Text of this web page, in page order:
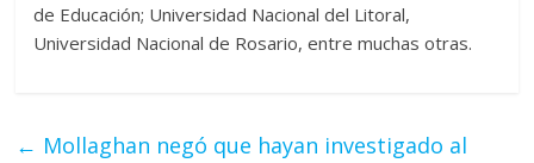
de Educación; Universidad Nacional del Litoral,
Universidad Nacional de Rosario, entre muchas otras.
← Mollaghan negó que hayan investigado al